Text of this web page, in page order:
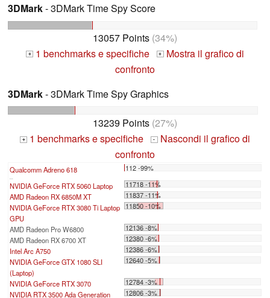
3DMark- 3DMark Time Spy Score
13057 Points (34%)
+ 1 benchmarks e specifiche + Mostra il grafico di
confronto
3DMark- 3DMark Time Spy Graphics
13239 Points (27%)
+ 1 benchmarks e specifiche - Nascondi il grafico di
confronto
Qualcomm Adreno 618 112 -99%
...
NVIDIA GeForce RTX 5060 Laptop
11718 -11%
AMD Radeon RX 6850M XT
11837 -11%
NVIDIA GeForce RTX 3080 Ti Laptop
GPU
11850 -10%
AMD Radeon Pro W6800
12136 -8%
AMD Radeon RX 6700 XT
12380 -6%
Intel Arc A750
12386 -6%
NVIDIA GeForce GTX 1080 SLI
(Laptop)
12640 -5%
NVIDIA GeForce RTX 3070
12784 -3%
NVIDIA RTX 3500 Ada Generation
12806 -3%